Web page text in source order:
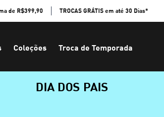
de R$399,90 TROCAS GRÁTIS em até 30 Dias*
Coleções Troca de Temporada
DIA DOS PAIS